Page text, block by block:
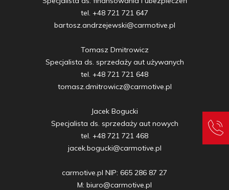
tel. +48 721 721 647
bartosz.andrzejewski@carmotive.pl
Tomasz Dmitrowicz
Specjalista ds. sprzedaży aut używanych
tel. +48 721 721 648
tomasz.dmitrowicz@carmotive.pl
Jacek Bogucki
Specjalista ds. sprzedaży aut nowych
tel. +48 721 721 468
jacek.bogucki@carmotive.pl
carmotive.pl NIP: 665 286 87 27
M: biuro@carmotive.pl